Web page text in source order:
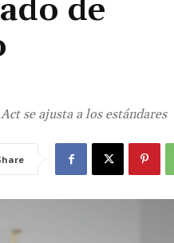
de
se ajusta a los estándares